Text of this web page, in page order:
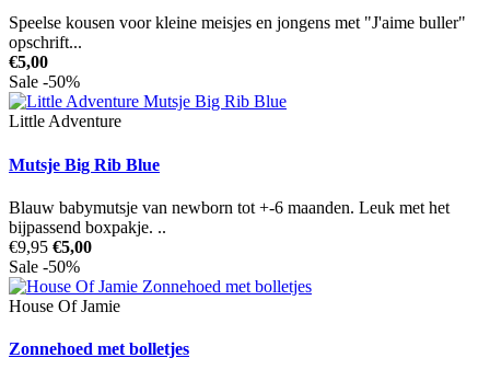
Speelse kousen voor kleine meisjes en jongens met "J'aime buller"
opschrift...
€5,00
Sale -50%
Little Adventure
Mutsje Big Rib Blue
Blauw babymutsje van newborn tot +-6 maanden. Leuk met het
bijpassend boxpakje. ..
€9,95 €5,00
Sale -50%
House Of Jamie
Zonnehoed met bolletjes